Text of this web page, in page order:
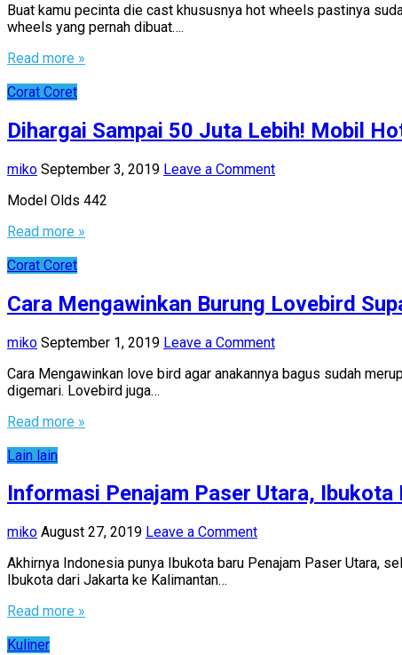
Buat kamu pecinta die cast khususnya hot wheels pastinya
wheels yang pernah dibuat….
Read more »
Corat Coret
Dihargai Sampai 50 Juta Lebih! Mobil
miko September 3, 2019 Leave a Comment
Model Olds 442
Read more »
Corat Coret
Cara Mengawinkan Burung Lovebird
miko September 1, 2019 Leave a Comment
Cara Mengawinkan love bird agar anakannya bagus sudah
digemari. Lovebird juga…
Read more »
Lain lain
Informasi Penajam Paser Utara, Ibukota
miko August 27, 2019 Leave a Comment
Akhirnya Indonesia punya Ibukota baru Penajam Paser Utara,
Ibukota dari Jakarta ke Kalimantan…
Read more »
Kuliner